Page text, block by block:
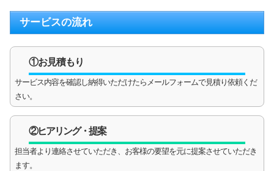
サービスの流れ
①お見積もり
サービス内容を確認し納得いただけたらメールフォームで見積り依頼くだ
さい。
②ヒアリング・提案
担当者より連絡させていただき、お客様の要望を元に提案させていただき
ます。